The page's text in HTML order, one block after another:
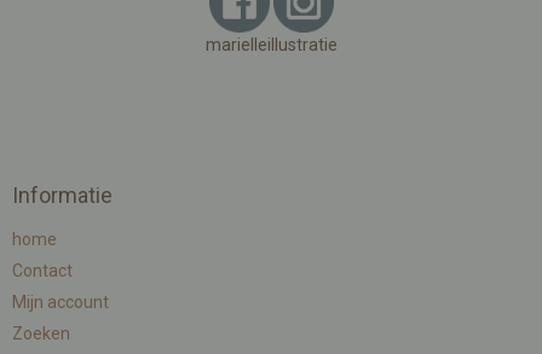
marielleillustratie
Informatie
home
Contact
Mijn account
Zoeken